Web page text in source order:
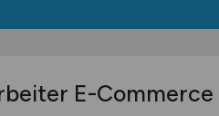
E-Commerce